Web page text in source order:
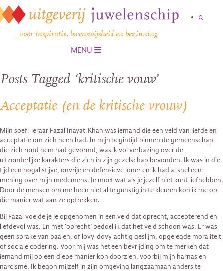
…voor inspiratie, levenswijsheid en bezinning
MENU
Posts Tagged ‘kritische vouw’
Acceptatie (en de kritische vrouw)
Mijn soefi-leraar Fazal Inayat-Khan was iemand die een veld van liefde en
acceptatie om zich heen had. In mijn begintijd binnen de gemeenschap
die zich rond hem had gevormd, was ik vol verbazing over de
uitzonderlijke karakters die zich in zijn gezelschap bevonden. Ik was in die
tijd een nogal stijve, onvrije en defensieve loner en ik had al snel een
mening over mijn medemens. Je moet wat als je jezelf niet kunt liefhebben.
Door de mensen om me heen niet al te gunstig in te kleuren kon ik me op
die manier wat aan ze optrekken.
Bij Fazal voelde je je opgenomen in een veld dat oprecht, accepterend en
liefdevol was. En met ‘oprecht’ bedoel ik dat het veld schoon was. Er was
geen sprake van paaien, of lovy-dovy-achtig geslijm, opgelegde moraliteit
of sociale codering. Voor mij was het een bevrijding om te merken dat
iemand mij op een diepe manier kon doorzien, voorbij mijn harnas en
narcisme. Ik begon mijzelf in zijn omgeving langzaamaan anders te